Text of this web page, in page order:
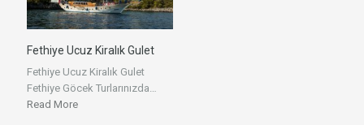
Fethiye Ucuz Kiralık Gulet
Fethiye Ucuz Kiralık Gulet
Fethiye Göcek Turlarınızda…
Read More